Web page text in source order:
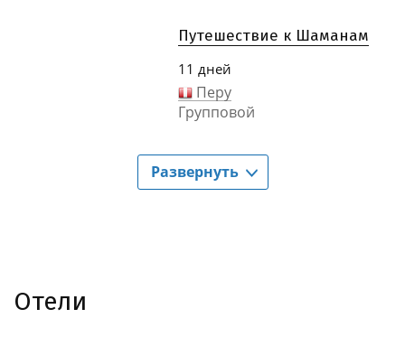
Путешествие к Шаманам
11 дней
Перу
Групповой
Развернуть
Отели